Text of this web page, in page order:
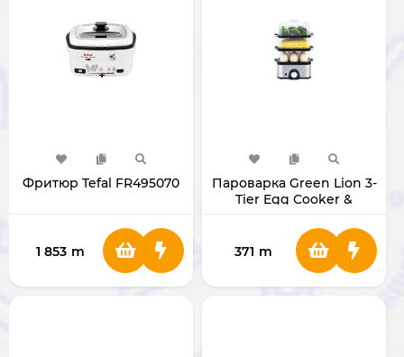
Фритюр Tefal FR495070
1 853 m
Пароварка Green Lion 3-
Tier Egg Cooker &
[GN3TREGGCKGY]
371 m